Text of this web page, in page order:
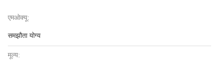
एमओक्यू:
समझौता योग्य
मूल्य: